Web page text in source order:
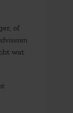
of
wat